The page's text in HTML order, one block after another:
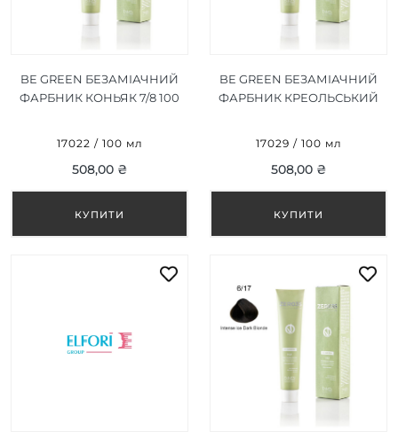
BE GREEN БЕЗАМІАЧНИЙ
ФАРБНИК КОНЬЯК 7/8 100
17022 / 100 мл
508,00 ₴
BE GREEN БЕЗАМІАЧНИЙ
ФАРБНИК КРЕОЛЬСЬКИЙ
17029 / 100 мл
508,00 ₴